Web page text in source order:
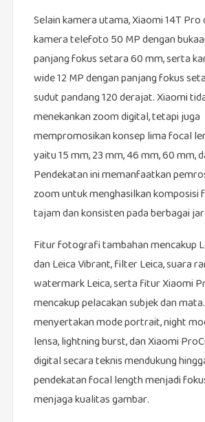
Selain kamera utama, Xiaomi 14T Pro
kamera telefoto 50 MP dengan
panjang fokus setara 60 mm, serta
wide 12 MP dengan panjang fokus
sudut pandang 120 derajat. Xiaomi
menekankan zoom digital, tetapi juga
mempromosikan konsep lima focal
yaitu 15 mm, 23 mm, 46 mm, 60 mm,
Pendekatan ini memanfaatkan
zoom untuk menghasilkan komposisi
tajam dan konsisten pada berbagai
Fitur fotografi tambahan mencakup
dan Leica Vibrant, filter Leica, suara
watermark Leica, serta fitur Xiaomi
mencakup pelacakan subjek dan
menyertakan mode portrait, night
lensa, lightning burst, dan Xiaomi
digital secara teknis mendukung
pendekatan focal length menjadi
menjaga kualitas gambar.